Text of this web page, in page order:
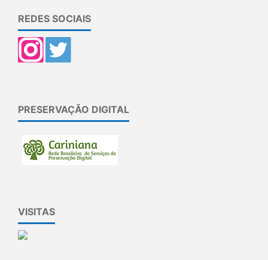
REDES SOCIAIS
PRESERVAÇÃO DIGITAL
VISITAS